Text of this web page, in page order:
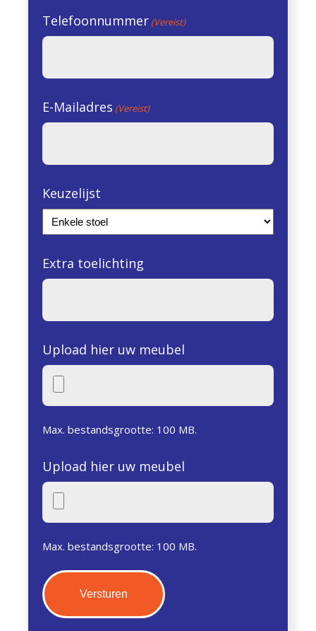
Telefoonnummer (Vereist)
E-Mailadres (Vereist)
Keuzelijst
Extra toelichting
Upload hier uw meubel
Max. bestandsgrootte: 100 MB.
Upload hier uw meubel
Max. bestandsgrootte: 100 MB.